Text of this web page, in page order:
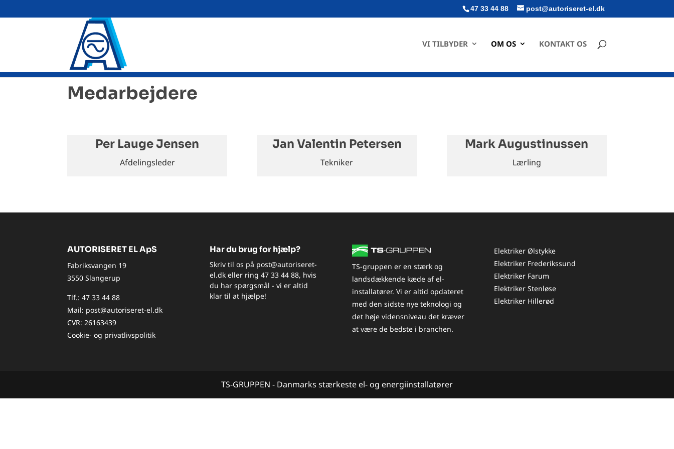
47 33 44 88 post@autoriseret-el.dk
VI TILBYDER OM OS KONTAKT OS
Medarbejdere
Per Lauge Jensen
Afdelingsleder
Jan Valentin Petersen
Tekniker
Mark Augustinussen
Lærling
AUTORISERET EL ApS
Fabriksvangen 19
3550 Slangerup
Tlf.:47 33 44 88
Mail: post@autoriseret-el.dk
CVR: 26163439
Cookie- og privatlivspolitik
Har du brug for hjælp?
Skriv til os på post@autoriseret-
el.dkeller ring 47 33 44 88, hvis
du har spørgsmål - vi er altid
klar til at hjælpe!
TS-gruppen er en stærk og
landsdækkende kæde af el-
installatører. Vi er altid opdateret
med den sidste nye teknologi og
det høje vidensniveau det kræver
at være de bedste i branchen.
Elektriker Ølstykke
Elektriker Frederikssund
Elektriker Farum
Elektriker Stenløse
Elektriker Hillerød
TS-GRUPPEN - Danmarks stærkeste el- og energiinstallatører